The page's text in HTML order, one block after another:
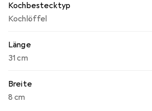
Kochbestecktyp
Kochlöffel
Länge
31 cm
Breite
8 cm